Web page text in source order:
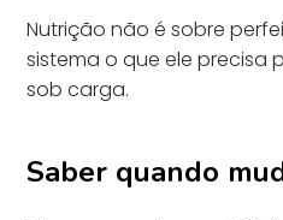
Nutrição não é sobre
sistema o que ele precisa
sob carga.
Saber quando